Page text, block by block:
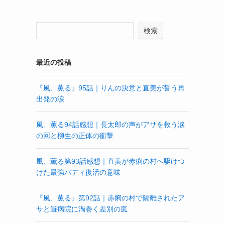
検索
最近の投稿
『風、薫る』95話｜りんの決意と直美が誓う再
出発の涙
風、薫る94話感想｜長太郎の声がアサを救う涙
の回と柳生の正体の衝撃
風、薫る第93話感想｜直美が赤痢の村へ駆けつ
けた最強バディ復活の意味
『風、薫る』第92話｜赤痢の村で隔離されたア
サと避病院に渦巻く差別の嵐